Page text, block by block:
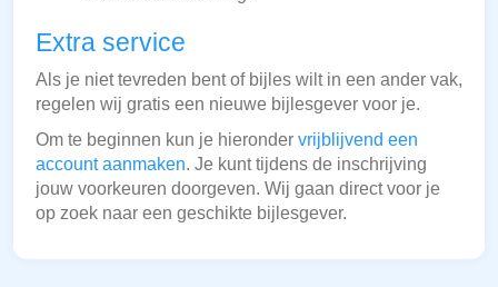
Extra service
Als je niet tevreden bent of bijles wilt in een ander vak,
regelen wij gratis een nieuwe bijlesgever voor je.
Om te beginnen kun je hieronder vrijblijvend een
account aanmaken. Je kunt tijdens de inschrijving
jouw voorkeuren doorgeven. Wij gaan direct voor je
op zoek naar een geschikte bijlesgever.